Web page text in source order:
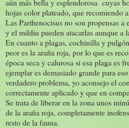
aún más bella y esplendorosa cuyas
hojas color plateado, que recomiendo
Las Parthenocisus no son propensas
y el mildiu pueden atacarlas aunque a
En cuanto a plagas, cochinilla y
peor es la araña roja, por lo que es
época seca y calurosa si esa plaga es
ejemplar es demasiado grande para
verdadero problema, yo aconsejo el
correctamente aplicado y que en
Se trata de liberar en la zona unos
de la araña roja, completamente
resto de la fauna.